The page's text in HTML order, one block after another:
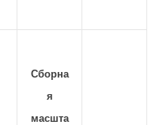
Сборна
я
масшта